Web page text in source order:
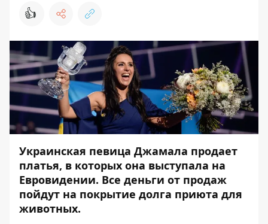
👍
Украинская певица Джамала продает
платья, в которых она выступала на
Евровидении. Все деньги от продаж
пойдут на покрытие долга приюта для
животных.